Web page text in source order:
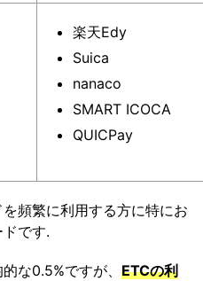
楽天Edy
Suica
nanaco
SMART ICOCA
QUICPay
頻繁に利用する方に特にお
です.
な0.5%ですが、 ETCの利